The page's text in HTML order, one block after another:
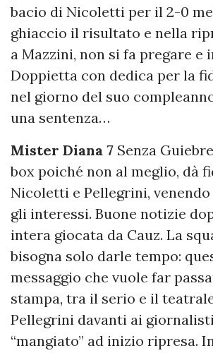
bacio di Nicoletti per il 2-0
ghiaccio il risultato e nella
a Mazzini, non si fa pregare e
Doppietta con dedica per la
nel giorno del suo
una sentenza…
Mister Diana 7 Senza
box poiché non al meglio, dà
Nicoletti e Pellegrini,
gli interessi. Buone notizie
intera giocata da Cauz. La
bisogna solo darle tempo:
messaggio che vuole far
stampa, tra il serio e il
Pellegrini davanti ai
“mangiato” ad inizio ripresa.